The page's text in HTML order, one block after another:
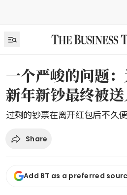
一个严峻的问题
新年新钞最终被送
过剩的钞票在离开红包后不久便
Share
Add BT as a preferred